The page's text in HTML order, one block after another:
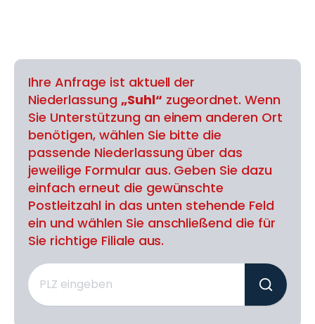
Ihre Anfrage ist aktuell der
Niederlassung „Suhl“ zugeordnet. Wenn
Sie Unterstützung an einem anderen Ort
benötigen, wählen Sie bitte die
passende Niederlassung über das
jeweilige Formular aus. Geben Sie dazu
einfach erneut die gewünschte
Postleitzahl in das unten stehende Feld
ein und wählen Sie anschließend die für
Sie richtige Filiale aus.